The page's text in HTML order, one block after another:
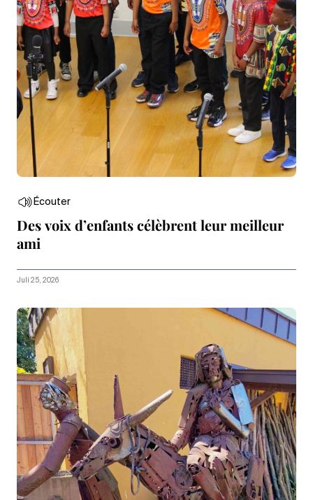
Écouter
Des voix d’enfants célèbrent leur meilleur
ami
Juli 25, 2026